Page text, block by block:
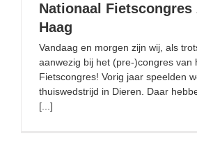
Nationaal Fietscongres
Haag
Vandaag en morgen zijn wij, als
aanwezig bij het (pre-)congres van
Fietscongres! Vorig jaar speelden
thuiswedstrijd in Dieren. Daar
[...]